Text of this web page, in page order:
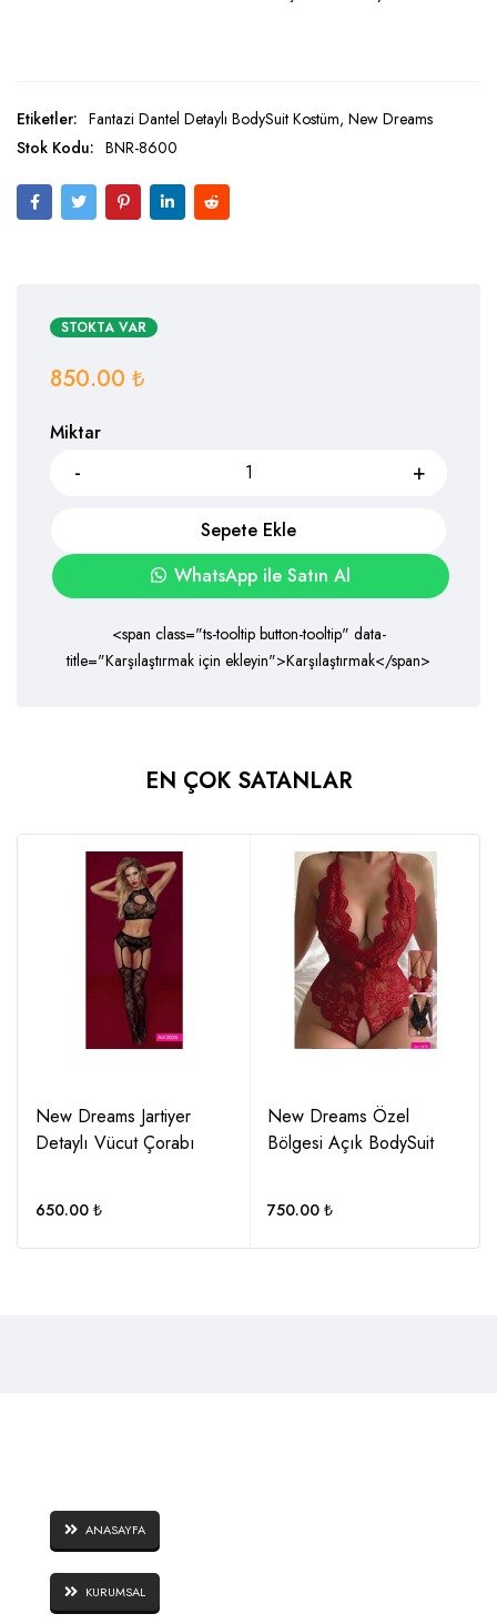
STOKTA VAR
850.00 ₺
Miktar
Sepete Ekle
WhatsApp ile Satın Al
<span class="ts-tooltip button-tooltip" data-
title="Karşılaştırmak için ekleyin">Karşılaştırmak</span>
Etiketler: Fantazi Dantel Detaylı BodySuit Kostüm, New Dreams
Stok Kodu: BNR-8600
EN ÇOK SATANLAR
New Dreams Jartiyer
Detaylı Vücut Çorabı
650.00 ₺
New Dreams Özel
Bölgesi Açık BodySuit
750.00 ₺
ANASAYFA
KURUMSAL